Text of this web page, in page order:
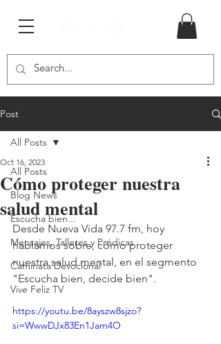
Post
All Posts
Blog News
Escucha bien...
Mensajes, Talleres y Prédicas
Caminata Devocional
Vive Feliz TV
All Posts
Cómo proteger nuestra
salud mental
Oct 16, 2023
Desde Nueva Vida 97.7 fm, hoy
hablamos sobre, cómo proteger
nuestra salud mental, en el segmento
"Escucha bien, decide bien".
https://youtu.be/8ayszw8sjzo?
si=WwwDJx83En1Jam4O